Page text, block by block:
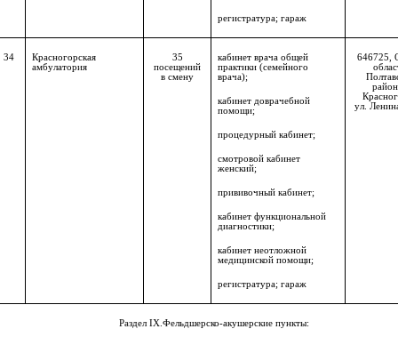
регистратура; гараж
34
Красногорская
амбулатория
35
посещений
в смену
кабинет врача общей
практики (семейного
врача);
кабинет доврачебной
помощи;
процедурный кабинет;
смотровой кабинет
женский;
прививочный кабинет;
кабинет функциональной
диагностики;
кабинет неотложной
медицинской помощи;
регистратура; гараж
646725,
ул.
РазделIX .Фельдшерско-акушерские пункты: